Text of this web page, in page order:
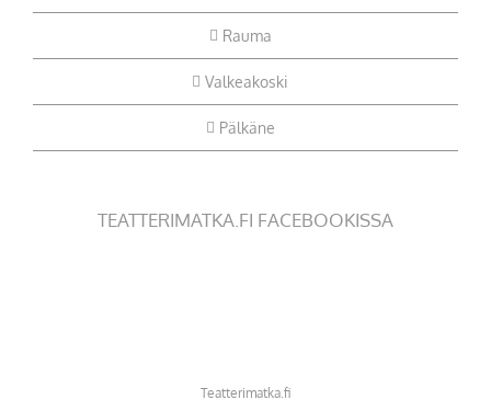
Rauma
Valkeakoski
Pälkäne
TEATTERIMATKA.FI FACEBOOKISSA
Teatterimatka.fi